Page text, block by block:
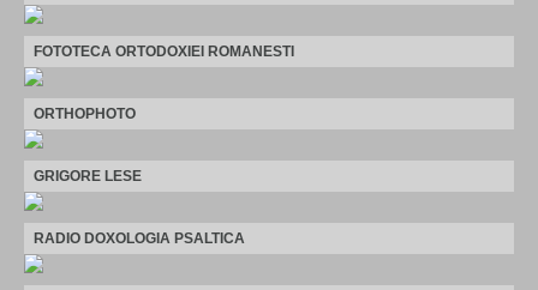
FOTOTECA ORTODOXIEI ROMANESTI
ORTHOPHOTO
GRIGORE LESE
RADIO DOXOLOGIA PSALTICA